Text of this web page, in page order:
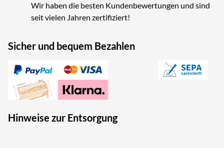
Wir haben die besten Kundenbewertungen und sind
seit vielen Jahren zertifiziert!
Sicher und bequem Bezahlen
Hinweise zur Entsorgung